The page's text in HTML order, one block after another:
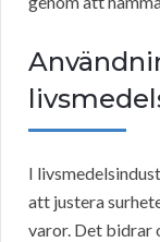
I
att justera
varor. Det bidrar